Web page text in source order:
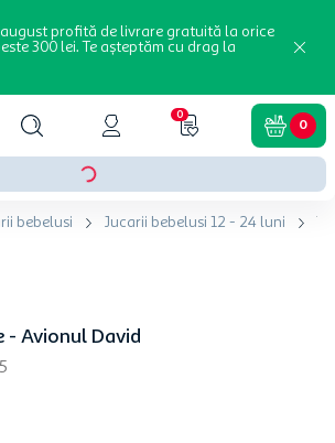
august profită de livrare gratuită la orice
300 lei. Te așteptăm cu drag la
0
0
bebelusi Jucarii bebelusi 12 - 24 luni
Avionul David